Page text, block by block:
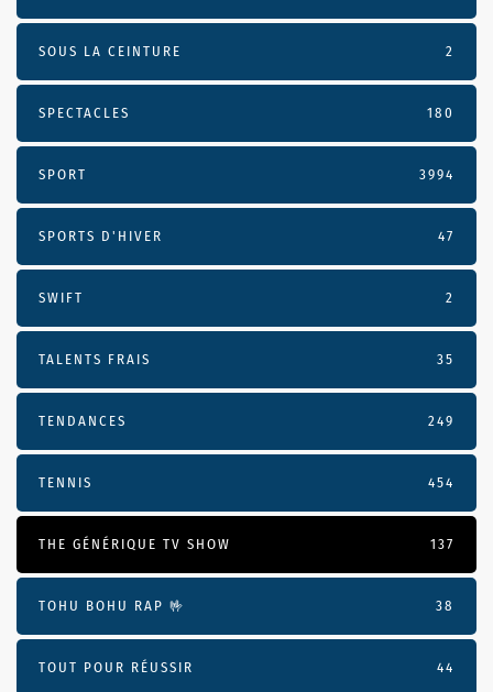
SOUS LA CEINTURE 2
SPECTACLES 180
SPORT 3994
SPORTS D'HIVER 47
SWIFT 2
TALENTS FRAIS 35
TENDANCES 249
TENNIS 454
THE GÉNÉRIQUE TV SHOW 137
TOHU BOHU RAP 🤟 38
TOUT POUR RÉUSSIR 44